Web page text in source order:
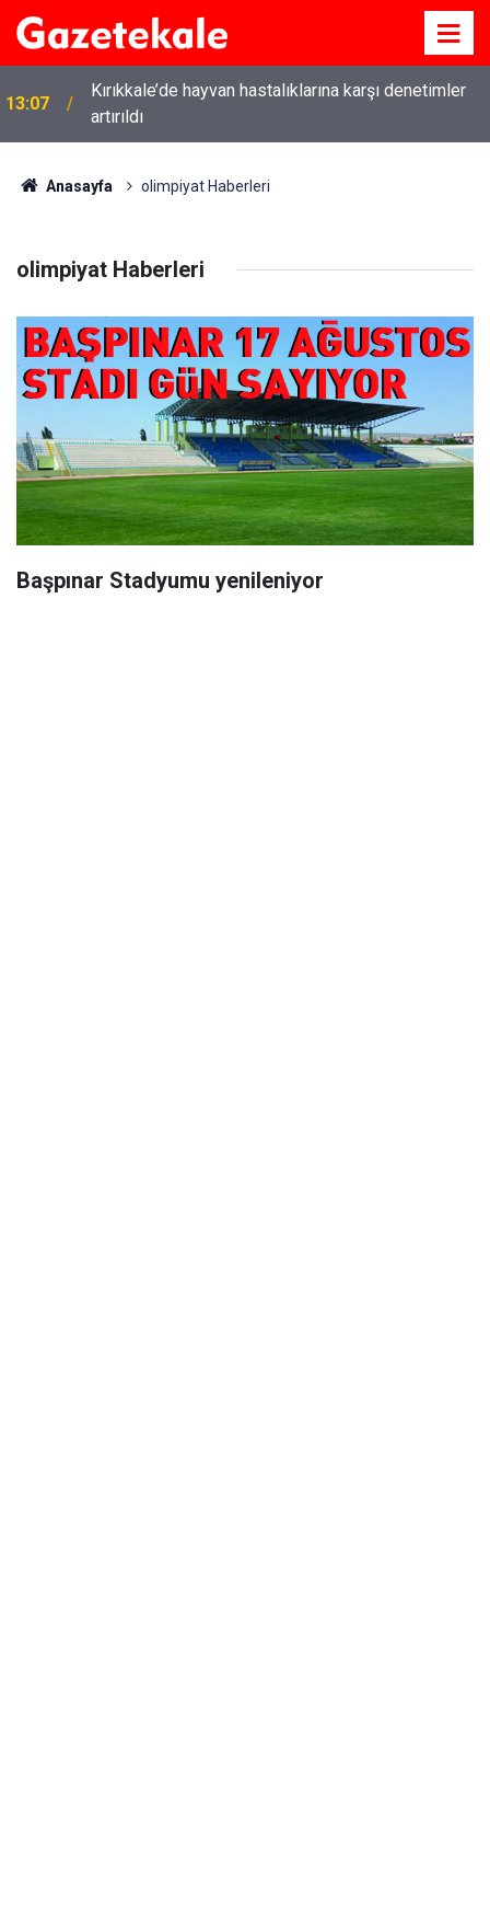
13:07
Kırıkkale’de hayvan hastalıklarına karşı denetimler
artırıldı
Anasayfa olimpiyat Haberleri
olimpiyat Haberleri
Başpınar Stadyumu yenileniyor